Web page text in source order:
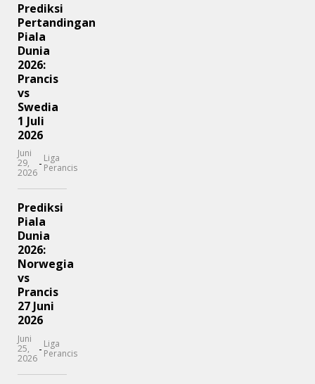
Prediksi
Pertandingan
Piala
Dunia
2026:
Prancis
vs
Swedia
1 Juli
2026
Juni
29,
2026
- Liga
Perancis
Prediksi
Piala
Dunia
2026:
Norwegia
vs
Prancis
27 Juni
2026
Juni
25,
2026
- Liga
Perancis